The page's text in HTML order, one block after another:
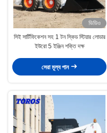
ভিডিও
সিই সার্টিফিকেশন সহ 1 টন স্কিড স্টিয়ার লোডার
ইউরো 5 ইঞ্জিন শক্তি দক্ষ
সেরা মূল্য পান